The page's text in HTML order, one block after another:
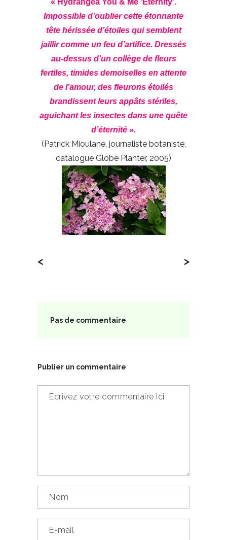
Impossible d’oublier cette étonnante
tête hérissée d’étoiles qui semblent
jaillir comme un feu d’artifice. Dressés
au-dessus d’un collège de fleurs
fertiles, timides demoiselles en attente
de l’amour, des fleurons étoilés
brandissent leurs appâts stériles,
aguichant les insectes dans une quête
d’éternité ».
(Patrick Mioulane, journaliste botaniste,
catalogue Globe Planter, 2005)
< >
Pas de commentaire
Publier un commentaire